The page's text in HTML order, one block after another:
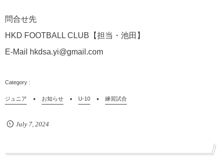
問合せ先
HKD FOOTBALL CLUB【担当・池田】
E-Mail hkdsa.yi@gmail.com
ジュニア お知らせ U-10 練習試合
July 7, 2024